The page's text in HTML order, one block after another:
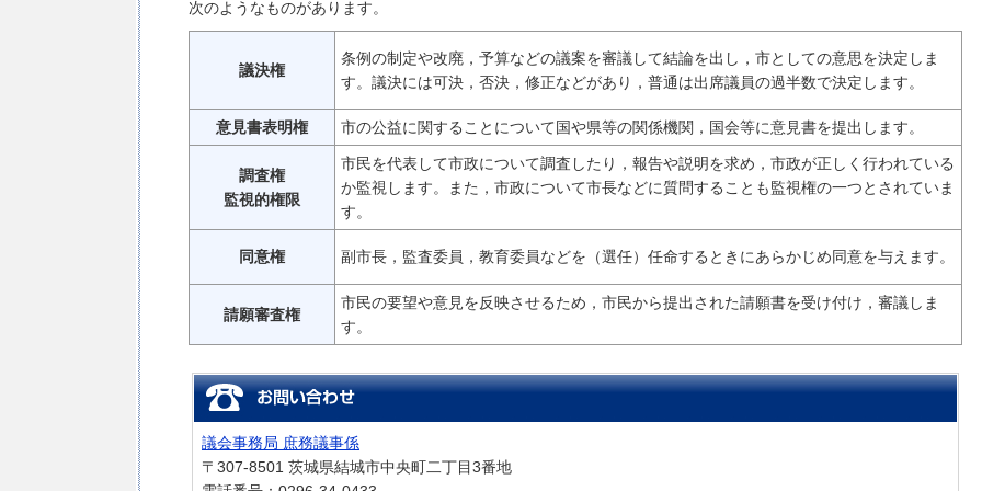
次のようなものがあります。
議決権
条例の制定や改廃，予算などの議案を審議して結論を出し，市としての意思を決定しま
す。議決には可決，否決，修正などがあり，普通は出席議員の過半数で決定します。
意見書表明権 市の公益に関することについて国や県等の関係機関，国会等に意見書を提出します。
調査権
監視的権限
市民を代表して市政について調査したり，報告や説明を求め，市政が正しく行われている
か監視します。また，市政について市長などに質問することも監視権の一つとされていま
す。
同意権 副市長，監査委員，教育委員などを（選任）任命するときにあらかじめ同意を与えます。
請願審査権
市民の要望や意見を反映させるため，市民から提出された請願書を受け付け，審議しま
す。
議会事務局 庶務議事係
〒307-8501 茨城県結城市中央町二丁目3番地